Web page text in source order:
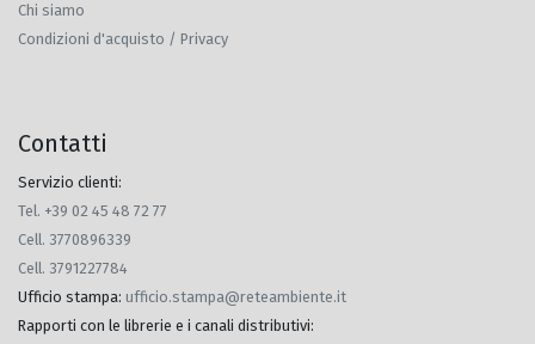
Chi siamo
Condizioni d'acquisto / Privacy
Contatti
Servizio clienti:
Tel. +39 02 45 48 72 77
Cell. 3770896339
Cell. 3791227784
Ufficio stampa: ufficio.stampa@reteambiente.it
Rapporti con le librerie e i canali distributivi: